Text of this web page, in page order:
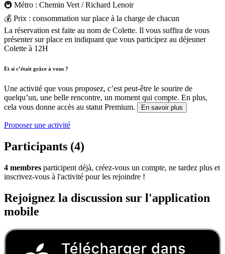
🚇 Métro : Chemin Vert / Richard Lenoir
💰 Prix : consommation sur place à la charge de chacun
La réservation est faite au nom de Colette. Il vous suffira de vous
présenter sur place en indiquant que vous participez au déjeuner
Colette à 12H
Et si c’était grâce à vous ?
Une activité que vous proposez, c’est peut-être le sourire de
quelqu’un, une belle rencontre, un moment qui compte. En plus,
cela vous donne accès au statut Premium.
En savoir plus
Proposer une activité
Participants (4)
4 membres participent déjà, créez-vous un compte, ne tardez plus et
inscrivez-vous à l'activité pour les rejoindre !
Rejoignez la discussion sur l'application
mobile